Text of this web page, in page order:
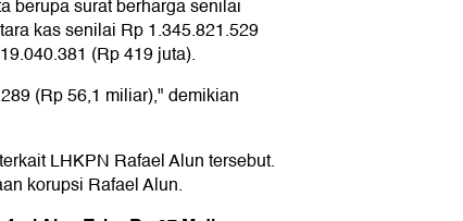
berupa surat berharga senilai
kas senilai Rp 1.345.821.529
(Rp 419 juta).
(Rp 56,1 miliar)," demikian
LHKPN Rafael Alun tersebut.
korupsi Rafael Alun.